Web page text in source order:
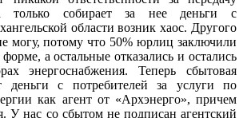
а только собирает за нее деньги с
области возник хаос. Другого
могу, потому что 50% юрлиц заключили
а остальные отказались и остались
энергоснабжения. Теперь сбытовая
деньги с потребителей за услуги по
как агент от «Архэнерго», причем
У нас со сбытом не подписан агентский